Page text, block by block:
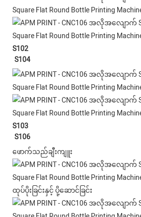
S102
S104
S103
S106
ဖောက်သည်ချီးကျူး
ထုပ်ပိုးခြင်းနှင့် ပို့ဆောင်ခြင်း